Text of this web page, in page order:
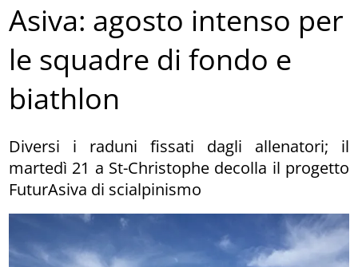
Asiva: agosto intenso per
le squadre di fondo e
biathlon
Diversi i raduni fissati dagli allenatori; il
martedì 21 a St-Christophe decolla il progetto
FuturAsiva di scialpinismo